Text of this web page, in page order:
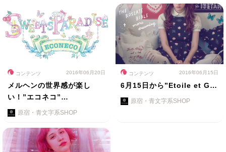
コンテンツ 2016年06月20日
メルヘンの世界感が楽し
い！”エコネコ”…
原宿・青文字系SHOP
コンテンツ 2016年06月15日
6月15日から”Etoile et G…
原宿・青文字系SHOP